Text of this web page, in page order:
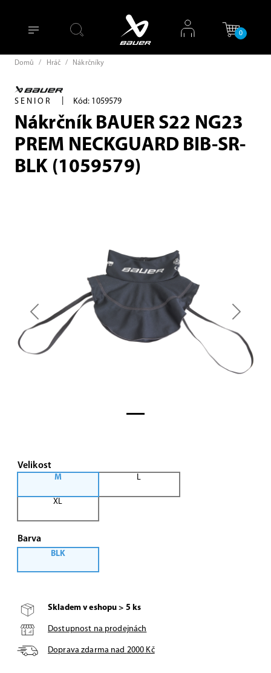
0
Domů / Hráč / Nákrčníky
SENIOR Kód: 1059579
Nákrčník BAUER S22 NG23
PREM NECKGUARD BIB-SR-
BLK (1059579)
Previous Next
Velikost
M L
XL
Barva
BLK
Skladem v eshopu > 5 ks
Dostupnost na prodejnách
Doprava zdarma nad 2000 Kč